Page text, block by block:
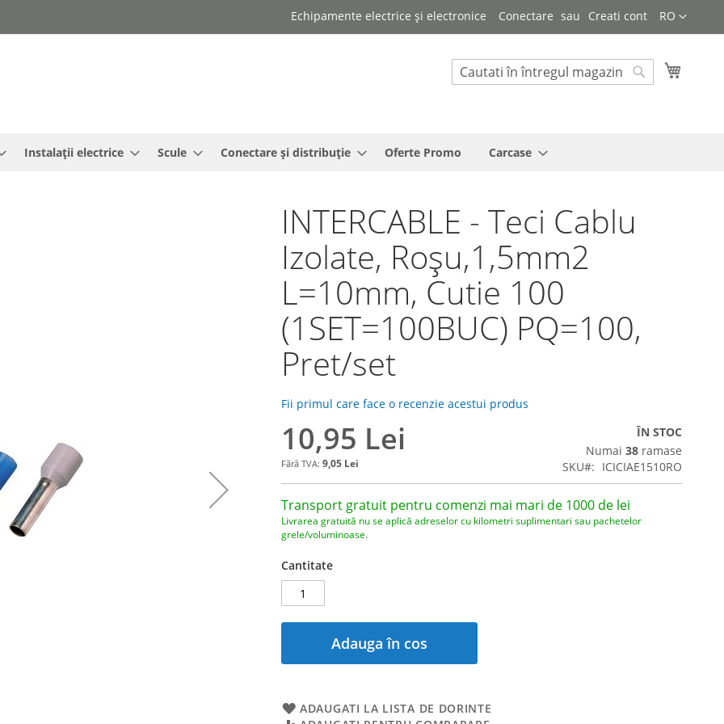
Limba
RO
Echipamente electrice și electronice Conectare Creati cont
Cautare
Instalații electrice Scule Conectare și distribuție Oferte Promo Carcase
INTERCABLE - Teci Cablu
Izolate, Roșu,1,5mm2
L=10mm, Cutie 100
(1SET=100BUC) PQ=100,
Pret/set
Fii primul care face o recenzie acestui produs
10,95 Lei
9,05 Lei
ÎN STOC
Numai 38 ramase
SKU
ICICIAE1510RO
Transport gratuit pentru comenzi mai mari de 1000 de lei
Livrarea gratuită nu se aplică adreselor cu kilometri suplimentari sau pachetelor
grele/voluminoase.
Cantitate
Adauga în cos
ADAUGATI LA LISTA DE DORINTE